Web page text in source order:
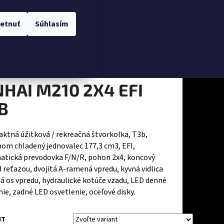
Súhlasím
Obchodné podmienky
M210 2X4 EFI
úžitková / rekreačná štvorkolka, T3b,
chladený jednovalec 177,3 cm3, EFI,
prevodovka F/N/R, pohon 2x4, koncový
reťazou, dvojitá A-ramená vpredu, kyvná vidlica
os vpredu, hydraulické kotúče vzadu, LED denné
zadné LED osvetlenie, oceľové disky.Nasledujúce